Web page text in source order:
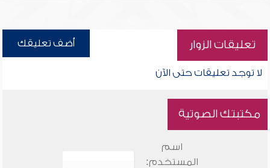
تعليقات الزوار أضف تعليقك
لا توجد تعليقات حتى الآن
مكتبتك الصوتية
اسم
المستخدم: